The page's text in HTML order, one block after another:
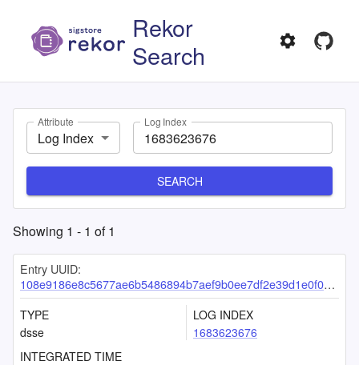
Rekor
Search
Attribute
Log Index
Log Index
SEARCH
Showing 1 - 1 of1
Entry UUID:
108e9186e8c5677ae6b5486894b7aef9b0ee7df2e39d1e0f0b7c0dfe26a15a6202468423894762ea
TYPE
dsse
LOG INDEX
1683623676
INTEGRATED TIME